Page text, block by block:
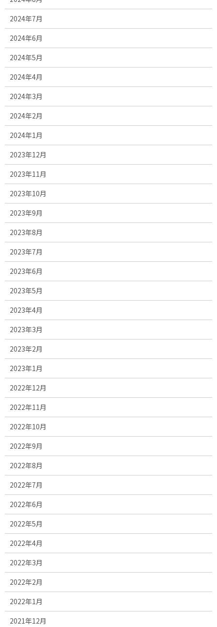
2024年7月
2024年6月
2024年5月
2024年4月
2024年3月
2024年2月
2024年1月
2023年12月
2023年11月
2023年10月
2023年9月
2023年8月
2023年7月
2023年6月
2023年5月
2023年4月
2023年3月
2023年2月
2023年1月
2022年12月
2022年11月
2022年10月
2022年9月
2022年8月
2022年7月
2022年6月
2022年5月
2022年4月
2022年3月
2022年2月
2022年1月
2021年12月